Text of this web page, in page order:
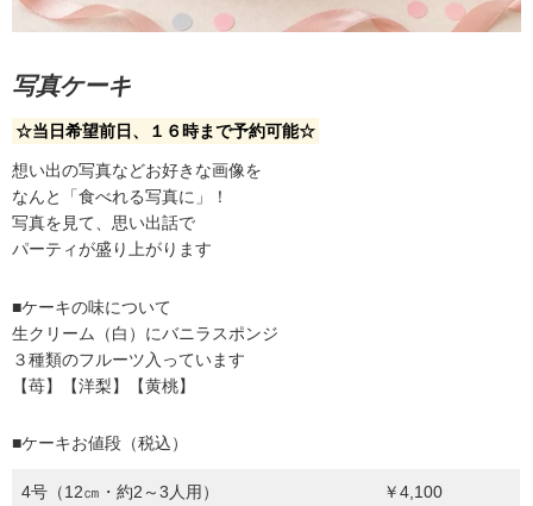
写真ケーキ
☆当日希望前日、１６時まで予約可能☆
想い出の写真などお好きな画像を
なんと「食べれる写真に」！
写真を見て、思い出話で
パーティが盛り上がります
■ケーキの味について
生クリーム（白）にバニラスポンジ
３種類のフルーツ入っています
【苺】【洋梨】【黄桃】
■ケーキお値段（税込）
4号（12㎝・約2～3人用） ￥4,100